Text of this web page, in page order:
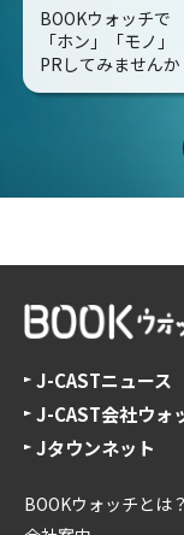
BOOKウォッチで
「ホン」「モノ」
PRしてみませんか
J-CASTニュース
J-CAST会社ウォ
Jタウンネット
BOOKウォッチとは？